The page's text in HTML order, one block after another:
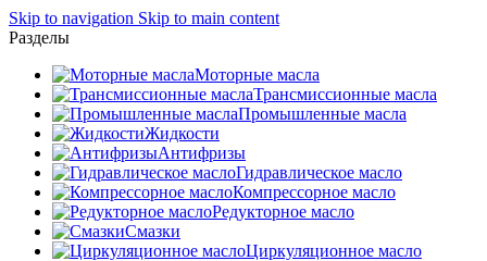
Skip to navigation Skip to main content
Разделы
Моторные масла
Трансмиссионные масла
Промышленные масла
Жидкости
Антифризы
Гидравлическое масло
Компрессорное масло
Редукторное масло
Смазки
Циркуляционное масло